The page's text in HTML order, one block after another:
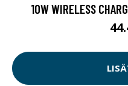
10W WIRELESS